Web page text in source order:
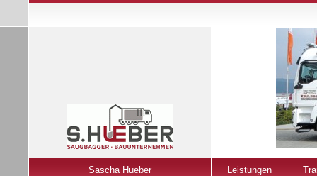
Sascha Hueber Leistungen